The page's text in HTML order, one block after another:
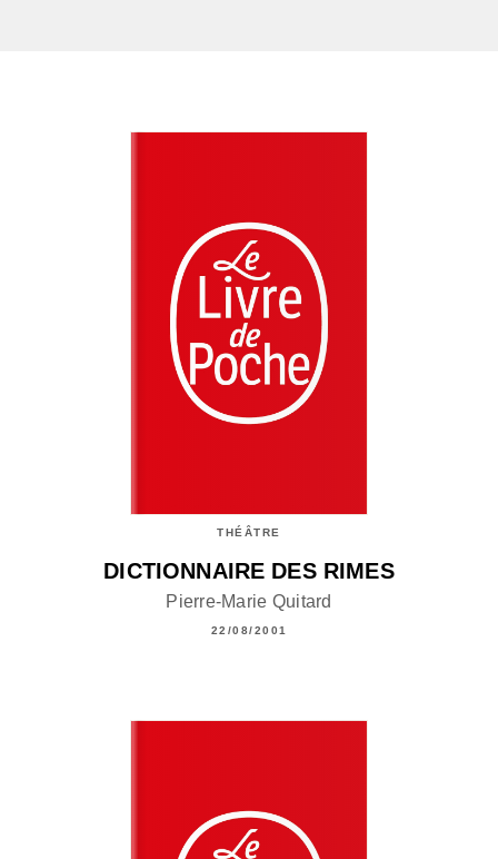
THÉÂTRE
DICTIONNAIRE DES RIMES
Pierre-Marie Quitard
22/08/2001